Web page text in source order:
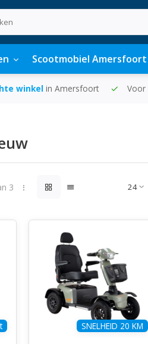
Scootmobiel Amersfoort
winkel in Amersfoort Voor
3
SNELHEID 20 KM